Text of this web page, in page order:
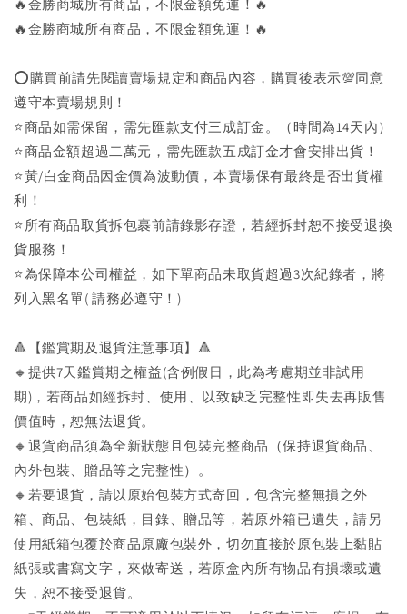
🔥金勝商城所有商品，不限金額免運！🔥
🔥金勝商城所有商品，不限金額免運！🔥
⭕購買前請先閱讀賣場規定和商品內容，購買後表示💯同意
遵守本賣場規則！
⭐商品如需保留，需先匯款支付三成訂金。（時間為14天內）
⭐商品金額超過二萬元，需先匯款五成訂金才會安排出貨！
⭐黃/白金商品因金價為波動價，本賣場保有最終是否出貨權
利！
⭐️所有商品取貨拆包裹前請錄影存證，若經拆封恕不接受退換
貨服務！
⭐為保障本公司權益，如下單商品未取貨超過3次紀錄者，將
列入黑名單( 請務必遵守！)
🔺【鑑賞期及退貨注意事項】🔺
🔸提供7天鑑賞期之權益(含例假日，此為考慮期並非試用
期)，若商品如經拆封、使用、以致缺乏完整性即失去再販售
價值時，恕無法退貨。
🔸退貨商品須為全新狀態且包裝完整商品（保持退貨商品、
內外包裝、贈品等之完整性）。
🔸若要退貨，請以原始包裝方式寄回，包含完整無損之外
箱、商品、包裝紙，目錄、贈品等，若原外箱已遺失，請另
使用紙箱包覆於商品原廠包裝外，切勿直接於原包裝上黏貼
紙張或書寫文字，來做寄送，若原盒內所有物品有損壞或遺
失，恕不接受退貨。